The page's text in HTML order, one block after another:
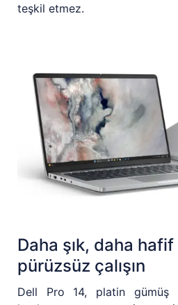
teşkil etmez.
Daha şık, daha
pürüzsüz çalışın
Dell Pro 14, platin gümüş